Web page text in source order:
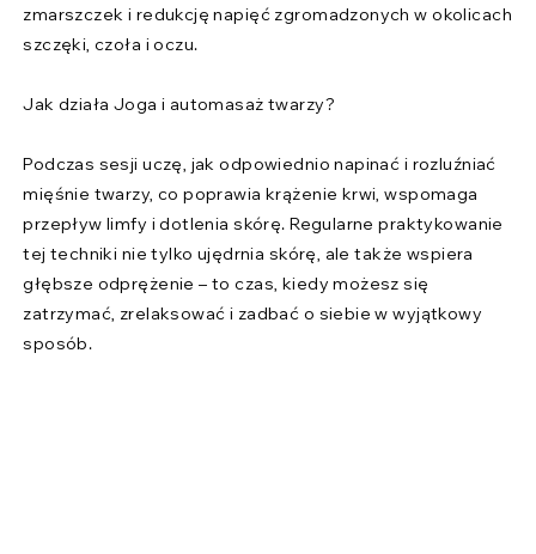
zmarszczek i redukcję napięć zgromadzonych w okolicach
szczęki, czoła i oczu.
Jak działa Joga i automasaż twarzy?
Podczas sesji uczę, jak odpowiednio napinać i rozluźniać
mięśnie twarzy, co poprawia krążenie krwi, wspomaga
przepływ limfy i dotlenia skórę. Regularne praktykowanie
tej techniki nie tylko ujędrnia skórę, ale także wspiera
głębsze odprężenie – to czas, kiedy możesz się
zatrzymać, zrelaksować i zadbać o siebie w wyjątkowy
sposób.